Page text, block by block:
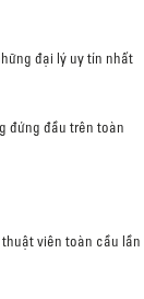
đại lý uy tín nhất
đứng đầu trên toàn
viên toàn cầu lần